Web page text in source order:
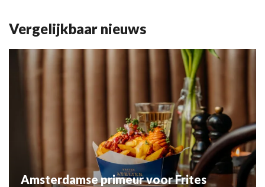
Vergelijkbaar nieuws
Amsterdamse primeur voor Frites